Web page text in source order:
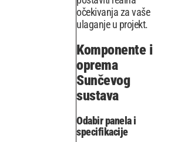
očekivanja za vaše
ulaganje u projekt.
Komponente i
oprema
Sunčevog
sustava
Odabir panela i
specifikacije